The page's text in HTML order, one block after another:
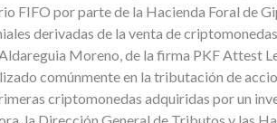
FIFO por parte de la Hacienda Foral de
derivadas de la venta de
Moreno, de la firma PKF Attest
comúnmente en la tributación de
criptomonedas adquiridas por un